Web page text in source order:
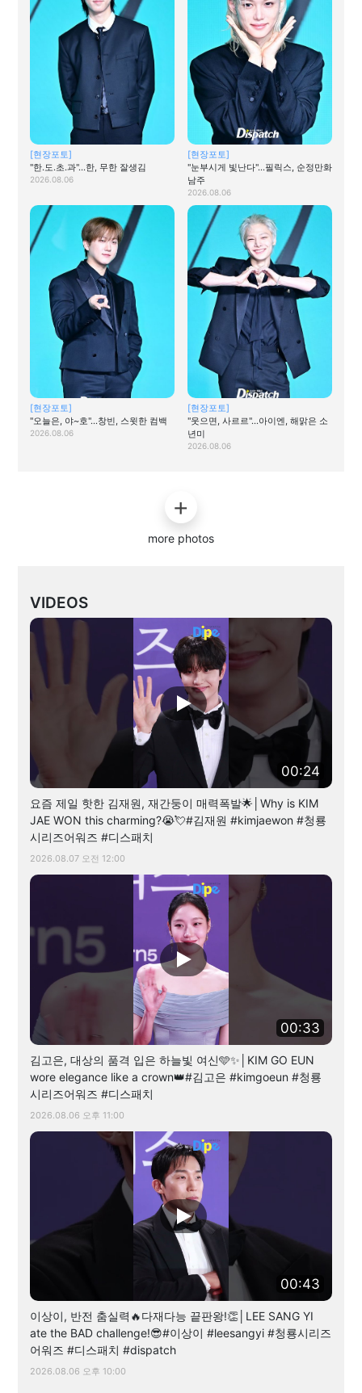
[현장포토]
"한.도.초.과"…한, 무한 잘생김
2026.08.06
[현장포토]
"눈부시게 빛난다"…필릭스, 순정만화
남주
2026.08.06
[현장포토]
"오늘은, 야~호"…창빈, 스윗한 컴백
2026.08.06
[현장포토]
"웃으면, 사르르"…아이엔, 해맑은 소
년미
2026.08.06
more photos
VIDEOS
00:24
요즘 제일 핫한 김재원, 재간둥이 매력폭발🌟│Why is KIM
JAE WON this charming?😭💘#김재원 #kimjaewon #청룡
시리즈어워즈 #디스패치
2026.08.07 오전 12:00
00:33
김고은, 대상의 품격 입은 하늘빛 여신🩵✨│KIM GO EUN
wore elegance like a crown👑#김고은 #kimgoeun #청룡
시리즈어워즈 #디스패치
2026.08.06 오후 11:00
00:43
이상이, 반전 춤실력🔥다재다능 끝판왕!👏│LEE SANG YI
ate the BAD challenge!😎#이상이 #leesangyi #청룡시리즈
어워즈 #디스패치 #dispatch
2026.08.06 오후 10:00